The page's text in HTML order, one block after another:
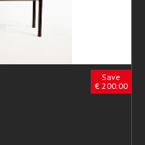
Save
€ 200.00